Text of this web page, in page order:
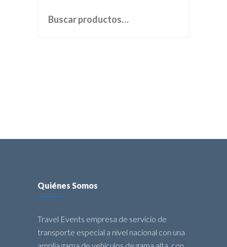
Quiénes Somos
Travel Events empresa de servicio de
transporte especial a nivel nacional con una